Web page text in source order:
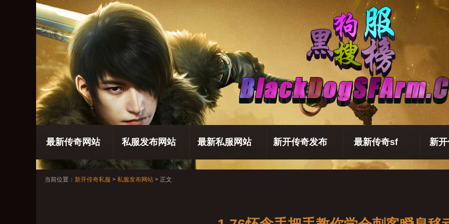
最新传奇网站 私服发布网站 最新私服网站 新开传奇发布 最新传奇sf 新
当前位置： 新开传奇私服 > 私服发布网站 > 正文